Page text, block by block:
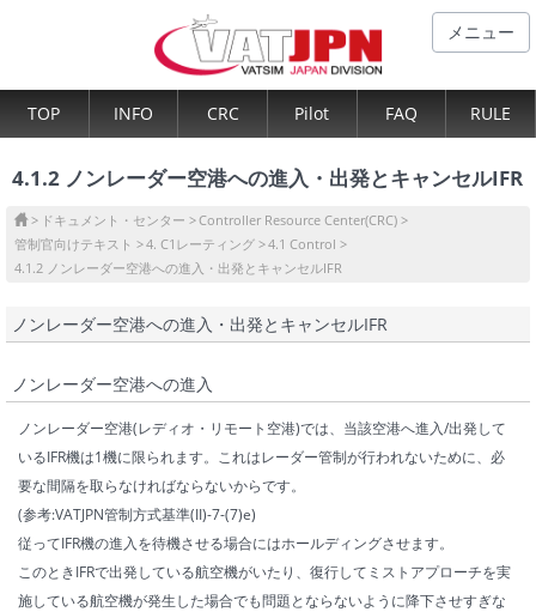
メニュー
TOP INFO CRC Pilot FAQ RULE
4.1.2 ノンレーダー空港への進入・出発とキャンセルIFR
ドキュメント・センター
Controller Resource Center(CRC)
管制官向けテキスト
4. C1レーティング
4.1 Control
4.1.2 ノンレーダー空港への進入・出発とキャンセルIFR
ノンレーダー空港への進入・出発とキャンセルIFR
ノンレーダー空港への進入
ノンレーダー空港(レディオ・リモート空港)では、当該空港へ進入/出発して
いるIFR機は1機に限られます。これはレーダー管制が行われないために、必
要な間隔を取らなければならないからです。
(参考:VATJPN管制方式基準(II)-7-(7)e)
従ってIFR機の進入を待機させる場合にはホールディングさせます。
このときIFRで出発している航空機がいたり、復行してミストアプローチを実
施している航空機が発生した場合でも問題とならないように降下させすぎな